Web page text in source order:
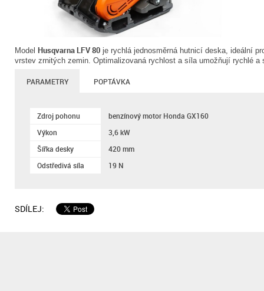
Model Husqvarna LFV 80 je rychlá jednosměrná hutnicí deska, ideální
vrstev zrnitých zemin. Optimalizovaná rychlost a síla umožňují rychlé a
PARAMETRY POPTÁVKA
Zdroj pohonu
benzínový motor Honda GX160
Výkon
3,6 kW
Šířka desky
420 mm
Odstředivá síla
19 N
SDÍLEJ: